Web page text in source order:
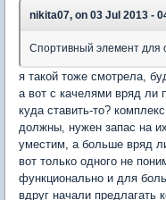
nikita07, on 03 Jul 2013 -
Спортивный элемент для
я такой тоже смотрела,
а вот с качелями вряд ли
куда ставить-то?
должны, нужен запас на
уместим, а больше вряд
вот только одного не
функционально и для
вдруг начали предлагать